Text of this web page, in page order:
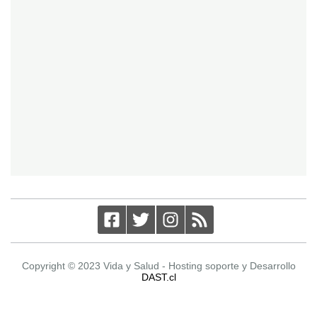
Copyright © 2023 Vida y Salud - Hosting soporte y Desarrollo
DAST.cl